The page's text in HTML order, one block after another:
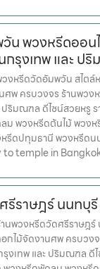
น พวงหรีดออน
รุงเทพ และ ป
หรีดวัดอัมพวัน สไตล์
พ ครบวงจร ร้านพวง
ปริมณฑล ดีไซน์สวยหรู
ม พวงหรีดต้นไม้ พวงห
หรีดปทุมธานี พวงหรีด
temple in
รีราษฎร์ นนทบุรี
พวงหรีดวัดศรีราษฎร์
กไม้จัดงานศพ ครบวง
งเทพ และ ปริมณฑล ดี